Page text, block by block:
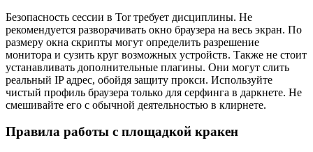
Безопасность сессии в Tor требует дисциплины. Не
рекомендуется разворачивать окно браузера на весь экран. По
размеру окна скрипты могут определить разрешение
монитора и сузить круг возможных устройств. Также не стоит
устанавливать дополнительные плагины. Они могут слить
реальный IP адрес, обойдя защиту прокси. Используйте
чистый профиль браузера только для серфинга в даркнете. Не
смешивайте его с обычной деятельностью в клирнете.
Правила работы с площадкой кракен